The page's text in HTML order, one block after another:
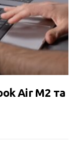
Air M2 та